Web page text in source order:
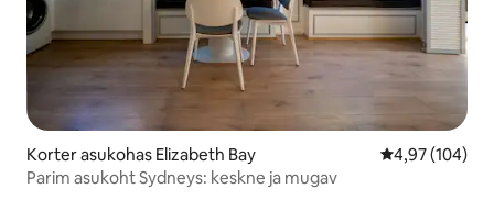
Korter asukohas Elizabeth Bay Keskmine
4,97 (104)
Parim asukoht Sydneys: keskne ja mugav